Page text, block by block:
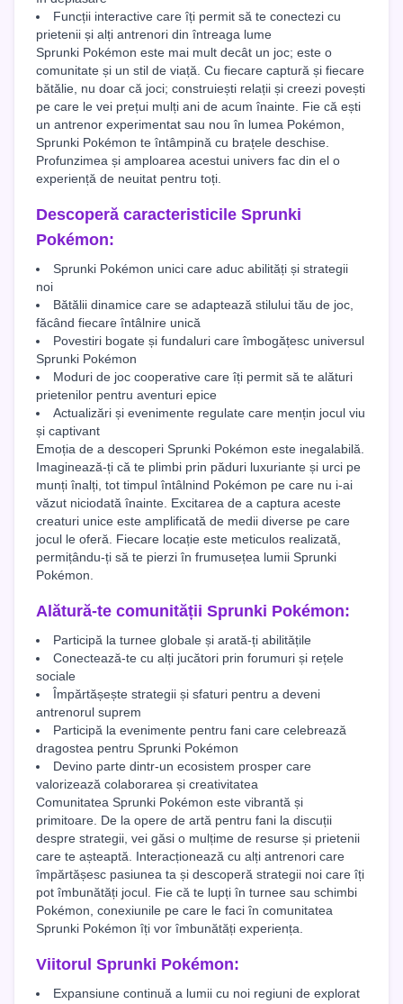
Funcții interactive care îți permit să te conectezi cu
prietenii și alți antrenori din întreaga lume
Sprunki Pokémon este mai mult decât un joc; este o
comunitate și un stil de viață. Cu fiecare captură și fiecare
bătălie, nu doar că joci; construiești relații și creezi povești
pe care le vei prețui mulți ani de acum înainte. Fie că ești
un antrenor experimentat sau nou în lumea Pokémon,
Sprunki Pokémon te întâmpină cu brațele deschise.
Profunzimea și amploarea acestui univers fac din el o
experiență de neuitat pentru toți.
Descoperă caracteristicile Sprunki
Pokémon:
Sprunki Pokémon unici care aduc abilități și strategii
noi
Bătălii dinamice care se adaptează stilului tău de joc,
făcând fiecare întâlnire unică
Povestiri bogate și fundaluri care îmbogățesc universul
Sprunki Pokémon
Moduri de joc cooperative care îți permit să te alături
prietenilor pentru aventuri epice
Actualizări și evenimente regulate care mențin jocul viu
și captivant
Emoția de a descoperi Sprunki Pokémon este inegalabilă.
Imaginează-ți că te plimbi prin păduri luxuriante și urci pe
munți înalți, tot timpul întâlnind Pokémon pe care nu i-ai
văzut niciodată înainte. Excitarea de a captura aceste
creaturi unice este amplificată de medii diverse pe care
jocul le oferă. Fiecare locație este meticulos realizată,
permițându-ți să te pierzi în frumusețea lumii Sprunki
Pokémon.
Alătură-te comunității Sprunki Pokémon:
Participă la turnee globale și arată-ți abilitățile
Conectează-te cu alți jucători prin forumuri și rețele
sociale
Împărtășește strategii și sfaturi pentru a deveni
antrenorul suprem
Participă la evenimente pentru fani care celebrează
dragostea pentru Sprunki Pokémon
Devino parte dintr-un ecosistem prosper care
valorizează colaborarea și creativitatea
Comunitatea Sprunki Pokémon este vibrantă și
primitoare. De la opere de artă pentru fani la discuții
despre strategii, vei găsi o mulțime de resurse și prietenii
care te așteaptă. Interacționează cu alți antrenori care
împărtășesc pasiunea ta și descoperă strategii noi care îți
pot îmbunătăți jocul. Fie că te lupți în turnee sau schimbi
Pokémon, conexiunile pe care le faci în comunitatea
Sprunki Pokémon îți vor îmbunătăți experiența.
Viitorul Sprunki Pokémon:
Expansiune continuă a lumii cu noi regiuni de explorat